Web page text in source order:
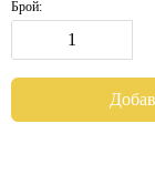
Брой: